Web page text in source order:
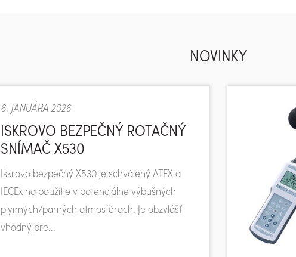
NOVINKY
6. JANUÁRA 2026
ISKROVO BEZPEČNÝ ROTAČNÝ
SNÍMAČ X530
Iskrovo bezpečný X530 je schválený ATEX a
IECEx na použitie v potenciálne výbušných
plynných/parných atmosférach. Je obzvlášť
vhodný pre...